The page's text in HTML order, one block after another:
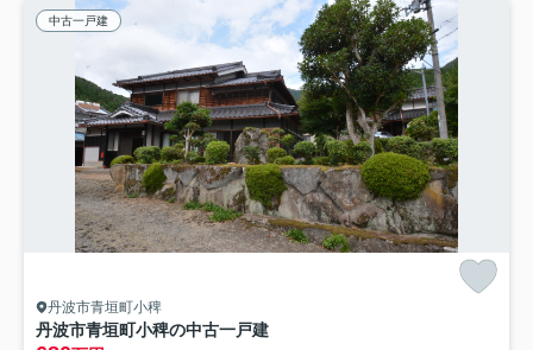
中古一戸建
丹波市青垣町小稗
丹波市青垣町小稗の中古一戸建